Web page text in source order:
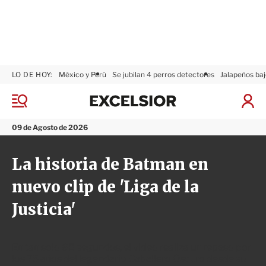
M
n
ú
09 de Agosto de 2026
LO DE HOY: México y Perú Se jubilan 4 perros detectores Jalapeños
I
x
l
i
o
r
La historia de Batman en
nuevo clip de 'Liga de la
Justicia'